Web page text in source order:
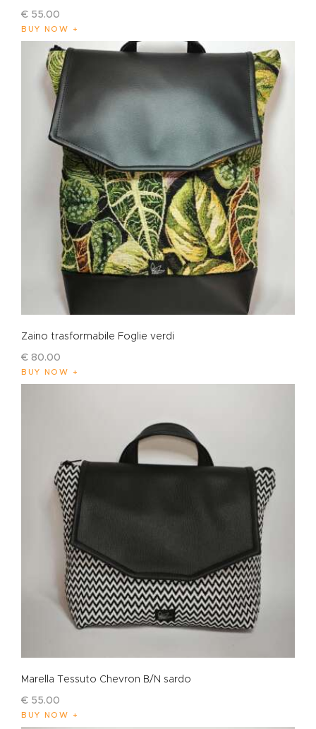
€ 55.00
BUY NOW
Zaino trasformabile Foglie verdi
€ 80.00
BUY NOW
Marella Tessuto Chevron B/N sardo
€ 55.00
BUY NOW